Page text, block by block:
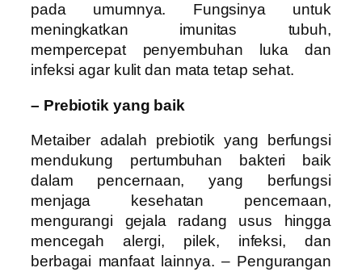
pada umumnya. Fungsinya untuk
meningkatkan imunitas tubuh,
mempercepat penyembuhan luka dan
infeksi agar kulit dan mata tetap sehat.
– Prebiotik yang baik
Metaiber adalah prebiotik yang berfungsi
mendukung pertumbuhan bakteri baik
dalam pencernaan, yang berfungsi
menjaga kesehatan pencernaan,
mengurangi gejala radang usus hingga
mencegah alergi, pilek, infeksi, dan
berbagai manfaat lainnya. – Pengurangan